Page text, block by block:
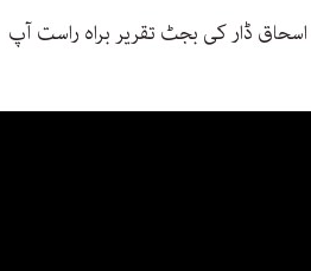
ڈار کی بجٹ تقریر براہ راست آپ